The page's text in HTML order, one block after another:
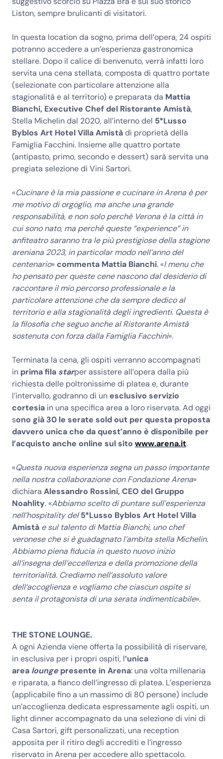
Liston, sempre brulicanti di visitatori.
In questa location da sogno, prima dell’opera, 24 ospiti
potranno accedere a un’esperienza gastronomica
stellare. Dopo il calice di benvenuto, verrà infatti loro
servita una cena stellata, composta di quattro portate
(selezionate con particolare attenzione alla
stagionalità e al territorio) e preparata da Mattia
Bianchi, Executive Chef del Ristorante Amistà,
Stella Michelin dal 2020, all’interno del 5*Lusso
Byblos Art Hotel Villa Amistàdi proprietà della
Famiglia Facchini. Insieme alle quattro portate
(antipasto, primo, secondo e dessert) sarà servita una
pregiata selezione di Vini Sartori.
«Cucinare è la mia passione e cucinare in Arena è per
me motivo di orgoglio, ma anche una grande
responsabilità, e non solo perché Verona è la città in
cui sono nato, ma perché queste “experience” in
anfiteatro saranno tra le più prestigiose della stagione
areniana 2023, in particolar modo nell’anno del
centenario»commenta Mattia Bianchi. «I menu che
ho pensato per queste cene nascono dal desiderio di
raccontare il mio percorso professionale e la
particolare attenzione che da sempre dedico al
territorio e alla stagionalità degli ingredienti. Questa è
la filosofia che seguo anche al Ristorante Amistà
sostenuta con forza dalla Famiglia Facchini».
Terminata la cena, gli ospiti verranno accompagnati
in prima fila starper assistere all’opera dalla più
richiesta delle poltronissime di platea e, durante
l’intervallo, godranno di unesclusivo servizio
cortesia in una specifica area a loro riservata. Ad oggi
sono già 30 le serate sold out per questa proposta
davvero unica che da quest’anno è disponibile per
l’acquisto anche online sul sito www.arena.it.
«Questa nuova esperienza segna un passo importante
nella nostra collaborazione con Fondazione Arena»
dichiara Alessandro Rossini, CEO del Gruppo
Noahlity. «Abbiamo scelto di puntare sull’esperienza
nell’hospitality del 5*Lusso Byblos Art Hotel Villa
Amistà e sul talento di Mattia Bianchi, uno chef
veronese che si è guadagnato l’ambita stella Michelin.
Abbiamo piena fiducia in questo nuovo inizio
all’insegna dell’eccellenza e della promozione della
territorialità. Crediamo nell’assoluto valore
dell’accoglienza e vogliamo che ciascun ospite si
senta il protagonista di una serata indimenticabile».
THE STONE LOUNGE.
A ogni Azienda viene offerta la possibilità di riservare,
in esclusiva per i propri ospiti, l’unica
area lounge presente in Arena: una volta millenaria
e riparata, a fianco dell’ingresso di platea. L’esperienza
(applicabile fino a un massimo di 80 persone) include
un’accoglienza dedicata espressamente agli ospiti, un
light dinner accompagnato da una selezione di vini di
Casa Sartori, gift personalizzati, una reception
apposita per il ritiro degli accrediti e l’ingresso
riservato in Arena per accedere allo spettacolo.